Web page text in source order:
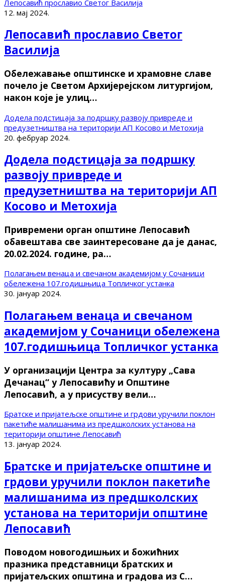
Лепосавић прославио Светог Василија
12. мај 2024.
Лепосавић прославио Светог
Василија
Обележавање општинске и храмовне славе
почело је Светом Архијерејском литургијом,
након које је улиц…
Додела подстицаја за подршку развоју привреде и
предузетништва на територији АП Косово и Метохија
20. фебруар 2024.
Додела подстицаја за подршку
развоју привреде и
предузетништва на територији АП
Косово и Метохија
Привремени орган општине Лепосавић
обавештава све заинтересоване да је данас,
20.02.2024. године, ра…
Полагањем венаца и свечаном академијом у Сочаници
обележена 107.годишњица Топличког устанка
30. јануар 2024.
Полагањем венаца и свечаном
академијом у Сочаници обележена
107.годишњица Топличког устанка
У организацији Центра за културу „Сава
Дечанац“ у Лепосавићу и Општине
Лепосавић, а у присуству вели…
Братске и пријатељске општине и грдови уручили поклон
пакетиће малишанима из предшколских установа на
територији општине Лепосавић
13. јануар 2024.
Братске и пријатељске општине и
грдови уручили поклон пакетиће
малишанима из предшколских
установа на територији општине
Лепосавић
Поводом новогодишњих и божићних
празника представници братских и
пријатељских општина и градова из С…